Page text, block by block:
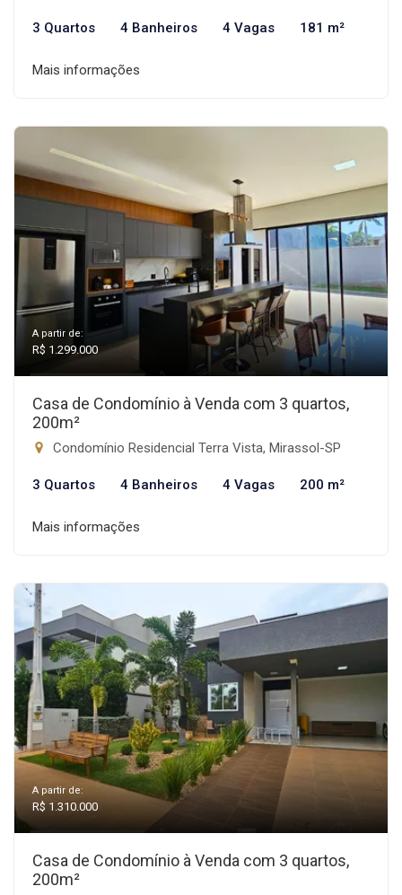
3 Quartos 4 Banheiros 4 Vagas 181 m²
Mais informações
A partir de:
R$ 1.299.000
Casa de Condomínio à Venda com 3 quartos,
200m²
Condomínio Residencial Terra Vista, Mirassol-SP
3 Quartos 4 Banheiros 4 Vagas 200 m²
Mais informações
A partir de:
R$ 1.310.000
Casa de Condomínio à Venda com 3 quartos,
200m²